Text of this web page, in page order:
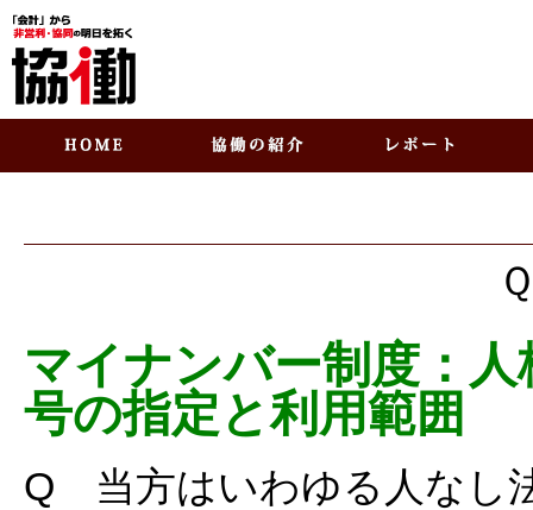
マイナンバー制度：
号の指定と利用範囲
Q 当方はいわゆる人なし